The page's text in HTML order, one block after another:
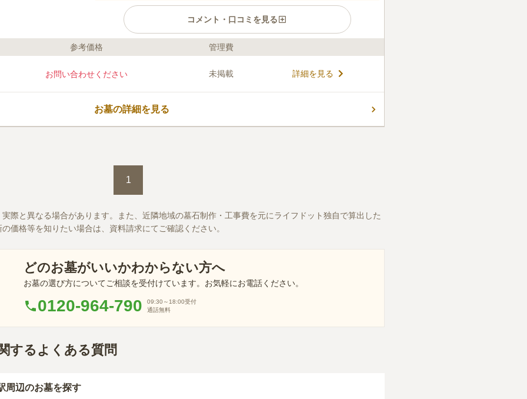
コメント・口コミを見る
ライフドット編集部のコメント
れの音が心地よい空間です。 申請した方1人につき1ヶ所の利用
が可能で、9㎡以内であれば好きな大きさの区画が選べます。
それぞれの方の希望にピッタリなお墓が建立できるのも魅力の
ひとつです。 近くにある「黄金郵便局」が目印なので、道がわ
かりやすく迷うことはありません。
参考価格 管理費
お問い合わせください 未掲載 詳細を見る
お墓の詳細を見る
1
際と異なる場合があります。また、近隣地域の墓石制作・工事費を元にライフドット独自で算出した
価格等を知りたい場合は、資料請求にてご確認ください。
どのお墓がいいかわからない方へ
お墓の選び方についてご相談を受付けています。お気軽にお電話ください。
0120-964-790 09:30～18:00受付
通話無料
するよくある質問
周辺のお墓を探す